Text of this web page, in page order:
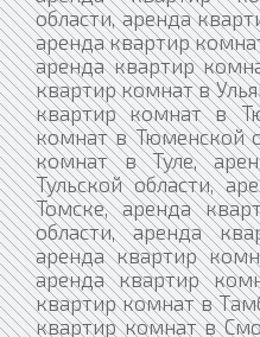
области, аренда
аренда квартир
аренда квартир
квартир комнат в
квартир комнат в
комнат в Тюменской
комнат в Туле,
Тульской области,
Томске, аренда
области, аренда
аренда квартир
аренда квартир
квартир комнат в
квартир комнат в